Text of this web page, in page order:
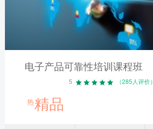
电子产品可靠性培训课程班
5 （285人评价）
热精品